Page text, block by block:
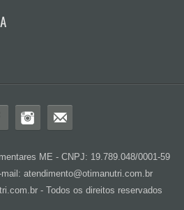
ME - CNPJ: 19.789.048/0001-59
atendimento@otimanutri.com.br
- Todos os direitos reservados